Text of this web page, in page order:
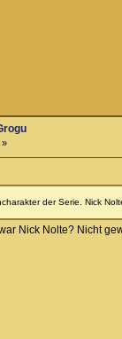
»
der Serie. Nick
Nick Nolte? Nicht